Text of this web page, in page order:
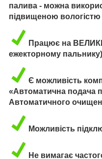
палива - можна
підвищеною вологістю
Працює на
ежекторному пальнику)
Є можливість
«Автоматична подача
Автоматичного
Можливість
Не вимагає